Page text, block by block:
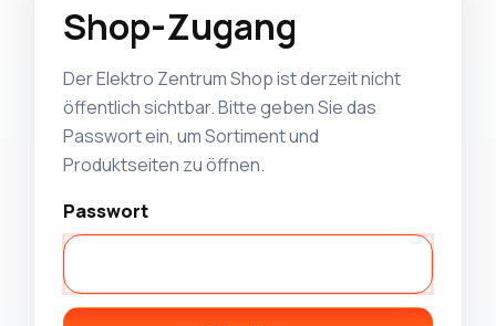
Shop-Zugang
Der Elektro Zentrum Shop ist derzeit nicht
öffentlich sichtbar. Bitte geben Sie das
Passwort ein, um Sortiment und
Produktseiten zu öffnen.
Passwort